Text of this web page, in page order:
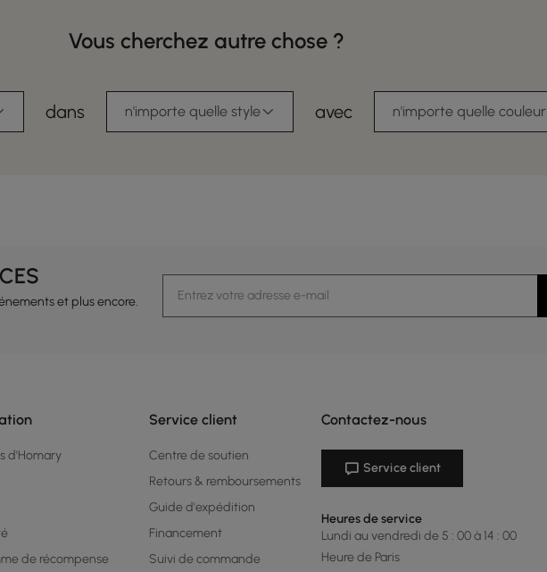
Vous cherchez autre chose ?
dans n'importe quelle style avec n'importe quelle couleur
et plus encore.
d'Homary
de récompense
Service client
Centre de soutien
Retours & remboursements
Guide d'expédition
Financement
Suivi de commande
Contactez-nous
Service client
Heures de service
Lundi au vendredi de 5 : 00 à 14 : 00
Heure de Paris